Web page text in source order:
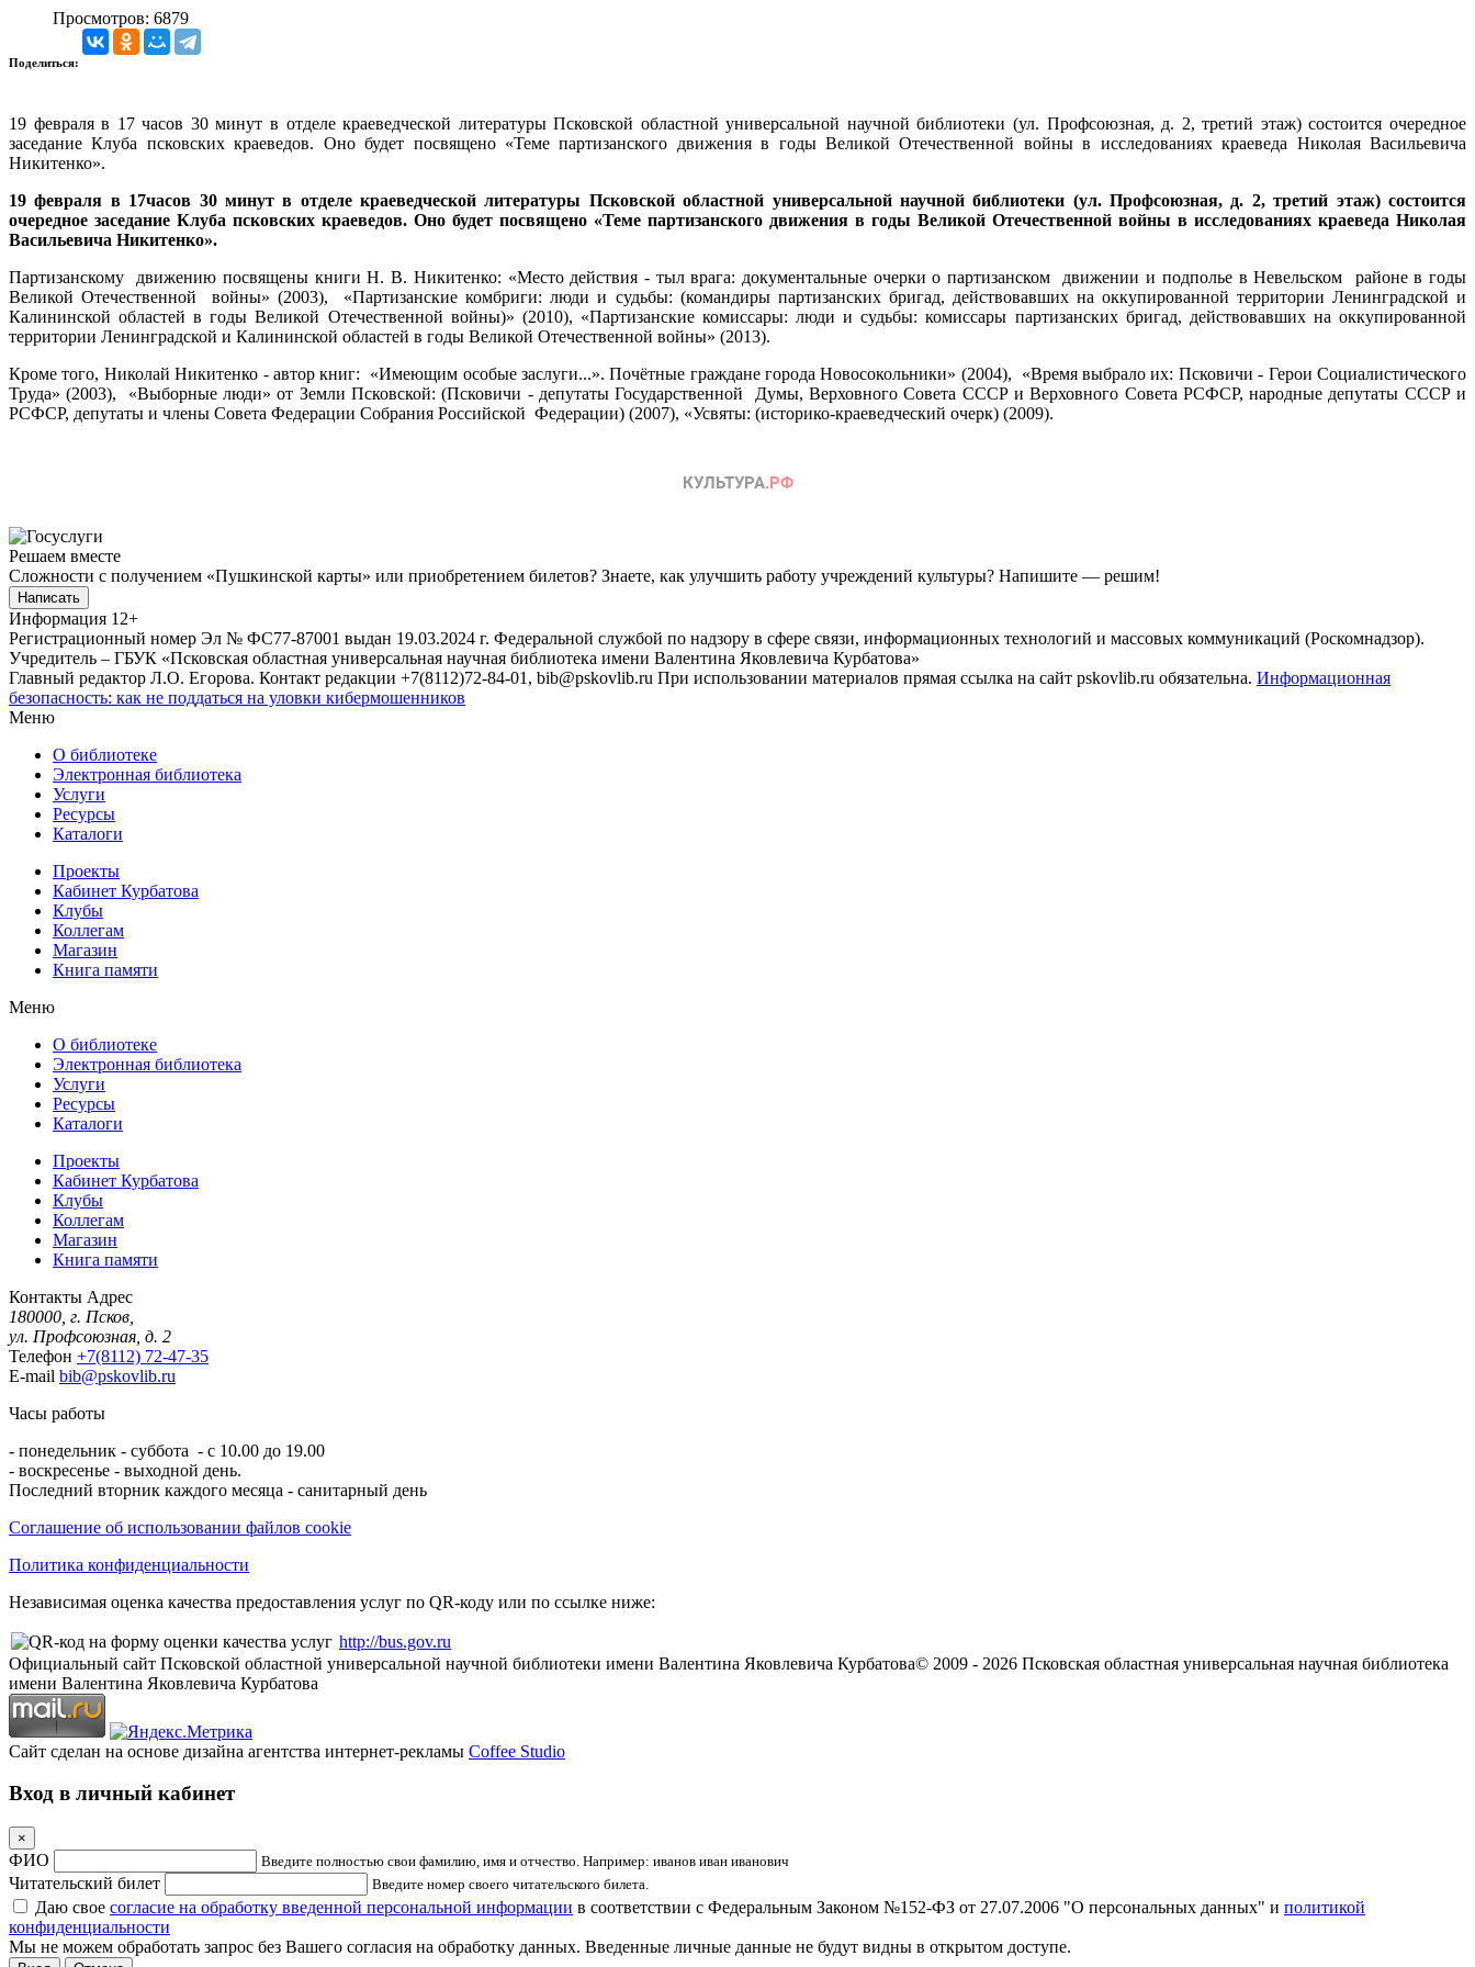
Просмотров: 6879
Поделиться:
19 февраля в 17 часов 30 минут в отделе краеведческой литературы Псковской областной универсальной научной библиотеки (ул. Профсоюзная, д. 2, третий этаж) состоится очередное
заседание Клуба псковских краеведов. Оно будет посвящено «Теме партизанского движения в годы Великой Отечественной войны в исследованиях краеведа Николая Васильевича
Никитенко».
19 февраля в 17часов 30 минут в отделе краеведческой литературы Псковской областной универсальной научной библиотеки (ул. Профсоюзная, д. 2, третий этаж) состоится
очередное заседание Клуба псковских краеведов. Оно будет посвящено «Теме партизанского движения в годы Великой Отечественной войны в исследованиях краеведа Николая
Васильевича Никитенко».
Партизанскому движению посвящены книги Н. В. Никитенко: «Место действия - тыл врага: документальные очерки о партизанском движении и подполье в Невельском районе в годы
Великой Отечественной войны» (2003), «Партизанские комбриги: люди и судьбы: (командиры партизанских бригад, действовавших на оккупированной территории Ленинградской и
Калининской областей в годы Великой Отечественной войны)» (2010), «Партизанские комиссары: люди и судьбы: комиссары партизанских бригад, действовавших на оккупированной
территории Ленинградской и Калининской областей в годы Великой Отечественной войны» (2013).
Кроме того, Николай Никитенко - автор книг: «Имеющим особые заслуги...». Почётные граждане города Новосокольники» (2004), «Время выбрало их: Псковичи - Герои Социалистического
Труда» (2003), «Выборные люди» от Земли Псковской: (Псковичи - депутаты Государственной Думы, Верховного Совета СССР и Верховного Совета РСФСР, народные депутаты СССР и
РСФСР, депутаты и члены Совета Федерации Собрания Российской Федерации) (2007), «Усвяты: (историко-краеведческий очерк) (2009).
Решаем вместе
Сложности с получением «Пушкинской карты» или приобретением билетов? Знаете, как улучшить работу учреждений культуры? Напишите — решим!
Написать
Информация 12+
Регистрационный номер Эл № ФС77-87001 выдан 19.03.2024 г. Федеральной службой по надзору в сфере связи, информационных технологий и массовых коммуникаций (Роскомнадзор).
Учредитель – ГБУК «Псковская областная универсальная научная библиотека имени Валентина Яковлевича Курбатова»
Главный редактор Л.О. Егорова. Контакт редакции +7(8112)72-84-01, bib@pskovlib.ru При использовании материалов прямая ссылка на сайт pskovlib.ru обязательна. Информационная
безопасность: как не поддаться на уловки кибермошенников
Меню
О библиотеке
Электронная библиотека
Услуги
Ресурсы
Каталоги
Проекты
Кабинет Курбатова
Клубы
Коллегам
Магазин
Книга памяти
Меню
О библиотеке
Электронная библиотека
Услуги
Ресурсы
Каталоги
Проекты
Кабинет Курбатова
Клубы
Коллегам
Магазин
Книга памяти
Контакты Адрес
180000, г. Псков,
ул. Профсоюзная, д. 2
Телефон +7(8112) 72-47-35
E-mail bib@pskovlib.ru
Часы работы
- понедельник - суббота - с 10.00 до 19.00
- воскресенье - выходной день.
Последний вторник каждого месяца - санитарный день
Соглашение об использовании файлов cookie
Политика конфиденциальности
Независимая оценка качества предоставления услуг по QR-коду или по ссылке ниже:
http://bus.gov.ru
Официальный сайт Псковской областной универсальной научной библиотеки имени Валентина Яковлевича Курбатова© 2009 - 2026 Псковская областная универсальная научная библиотека
имени Валентина Яковлевича Курбатова
Сайт сделан на основе дизайна агентства интернет-рекламы Coffee Studio
Вход в личный кабинет
×
ФИО Введите полностью свои фамилию, имя и отчество. Например: иванов иван иванович
Читательский билет Введите номер своего читательского билета.
Даю свое согласие на обработку введенной персональной информации в соответствии с Федеральным Законом №152-ФЗ от 27.07.2006 "О персональных данных" и политикой
конфиденциальности
Мы не можем обработать запрос без Вашего согласия на обработку данных. Введенные личные данные не будут видны в открытом доступе.